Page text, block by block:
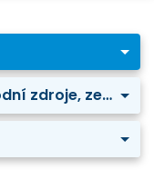
Potraviny, bioekonomika, přírodní zdroje, zemědělství a životní prostředí: Circular bio-based Europe